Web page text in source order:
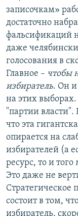
записочкам»
достаточно
фальсификаций
даже
голосования в
Главное – чтобы
избиратель. Он и
на этих
"партии власти".
что эта
опирается на
избирателей (а
ресурс, то и
Это даже не
Стратегическое
состоит в том,
избиратель,